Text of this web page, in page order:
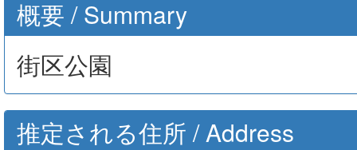
概要 / Summary
街区公園
推定される住所 / Address